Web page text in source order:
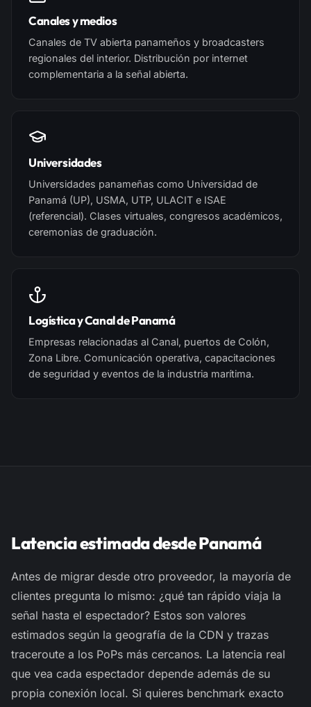
Canales y medios
Canales de TV abierta panameños y broadcasters
regionales del interior. Distribución por internet
complementaria a la señal abierta.
Universidades
Universidades panameñas como Universidad de
Panamá (UP), USMA, UTP, ULACIT e ISAE
(referencial). Clases virtuales, congresos académicos,
ceremonias de graduación.
Logística y Canal de Panamá
Empresas relacionadas al Canal, puertos de Colón,
Zona Libre. Comunicación operativa, capacitaciones
de seguridad y eventos de la industria marítima.
Latencia estimada desde Panamá
Antes de migrar desde otro proveedor, la mayoría de
clientes pregunta lo mismo: ¿qué tan rápido viaja la
señal hasta el espectador? Estos son valores
estimados según la geografía de la CDN y trazas
traceroute a los PoPs más cercanos. La latencia real
que vea cada espectador depende además de su
propia conexión local. Si quieres benchmark exacto